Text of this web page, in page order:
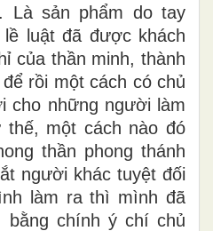
Là sản phẩm do tay
luật đã được khách
của thần minh, thành
rồi một cách có chủ
cho những người làm
thế, một cách nào đó
thần phong thánh
người khác tuyệt đối
làm ra thì mình đã
bằng chính ý chí chủ